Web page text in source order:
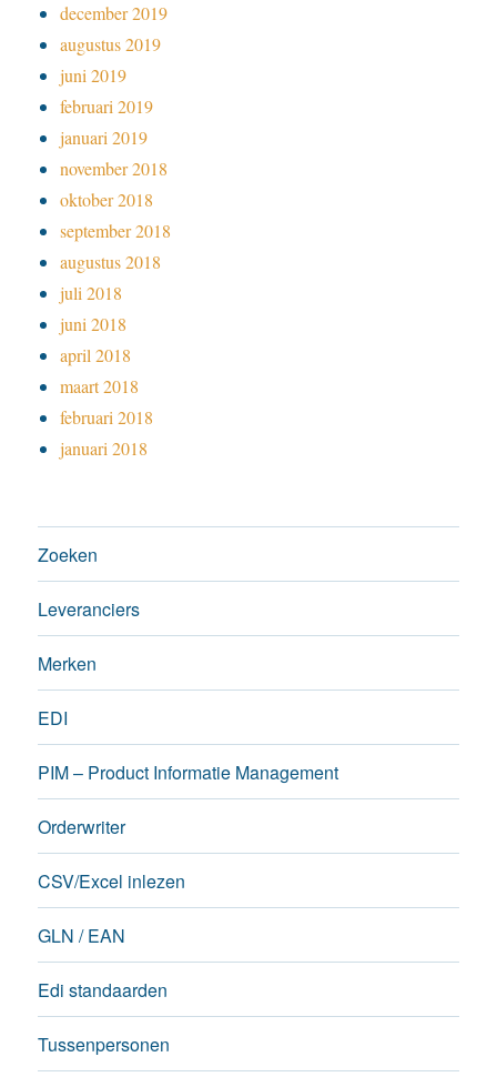
december 2019
augustus 2019
juni 2019
februari 2019
januari 2019
november 2018
oktober 2018
september 2018
augustus 2018
juli 2018
juni 2018
april 2018
maart 2018
februari 2018
januari 2018
Zoeken
Leveranciers
Merken
EDI
PIM – Product Informatie Management
Orderwriter
CSV/Excel inlezen
GLN / EAN
Edi standaarden
Tussenpersonen